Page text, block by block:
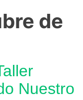
de
Nuestro